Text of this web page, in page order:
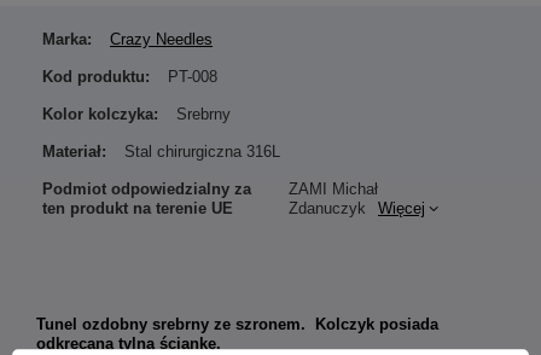
Tunel ozdobny srebrny ze szronem. Kolczyk posiada
odkręcaną tylną ściankę.
Marka: Crazy Needles
Kod produktu: PT-008
Kolor kolczyka: Srebrny
Materiał: Stal chirurgiczna 316L
Podmiot odpowiedzialny za
ten produkt na terenie UE
ZAMI Michał
Zdanuczyk
Więcej